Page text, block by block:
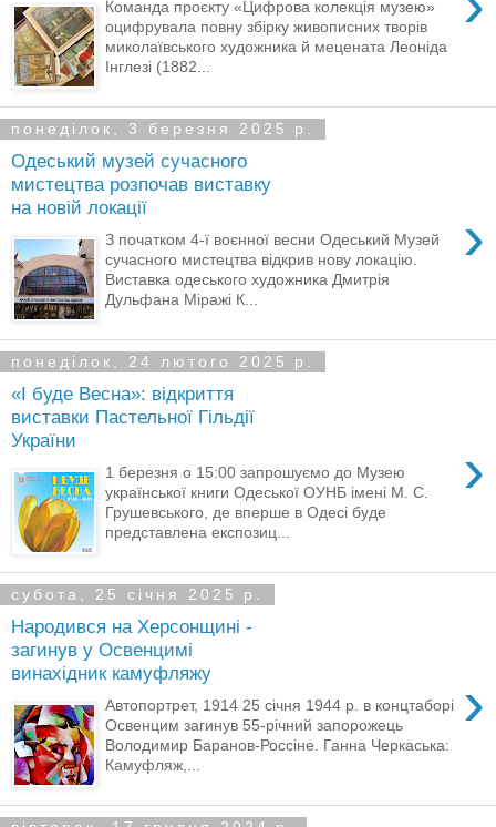
Команда проєкту «Цифрова колекція музею»
оцифрувала повну збірку живописних творів
миколаївського художника й мецената Леоніда
Інглезі (1882...
понеділок, 3 березня 2025 р.
Одеський музей сучасного
мистецтва розпочав виставку
на новій локації
›
З початком 4-ї воєнної весни Одеський Музей
сучасного мистецтва відкрив нову локацію.
Виставка одеського художника Дмитрія
Дульфана Міражі К...
понеділок, 24 лютого 2025 р.
«І буде Весна»: відкриття
виставки Пастельної Гільдії
України
›
1 березня о 15:00 запрошуємо до Музею
української книги Одеської ОУНБ імені М. С.
Грушевського, де вперше в Одесі буде
представлена експозиц...
субота, 25 січня 2025 р.
Народився на Херсонщині -
загинув у Освенцимі
винахідник камуфляжу
›
Автопортрет, 1914 25 січня 1944 р. в концтаборі
Освенцим загинув 55-річний запорожець
Володимир Баранов-Россіне. Ганна Черкаська:
Камуфляж,...